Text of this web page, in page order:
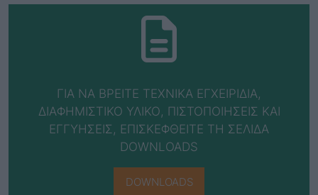
ΓΙΑ ΝΑ ΒΡΕΙΤΕ ΤΕΧΝΙΚΑ ΕΓΧΕΙΡΙΔΙΑ,
ΔΙΑΦΗΜΙΣΤΙΚΟ ΥΛΙΚΟ, ΠΙΣΤΟΠΟΙΗΣΕΙΣ ΚΑΙ
ΕΓΓΥΗΣΕΙΣ, ΕΠΙΣΚΕΦΘΕΙΤΕ ΤΗ ΣΕΛΙΔΑ
DOWNLOADS
DOWNLOADS